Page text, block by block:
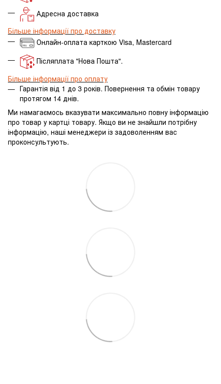
Адресна доставка
Більше інформації про доставку
Онлайн-оплата карткою Visa, Mastercard
Післяплата "Нова Пошта".
Більше інформації про оплату
Гарантія від 1 до 3 років. Повернення та обмін товару
протягом 14 днів.
Ми намагаємось вказувати максимально повну інформацію
про товар у картці товару. Якщо ви не знайшли потрібну
інформацію, наші менеджери із задоволенням вас
проконсультують.